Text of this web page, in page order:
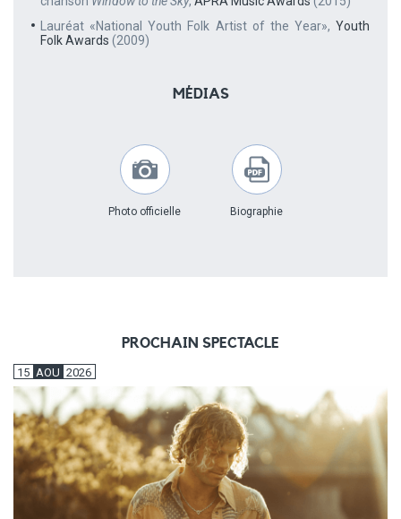
Lauréat «National Youth Folk Artist of the Year», Youth
Folk Awards (2009)
MÉDIAS
Photo officielle Biographie
PROCHAIN SPECTACLE
15 AOU 2026